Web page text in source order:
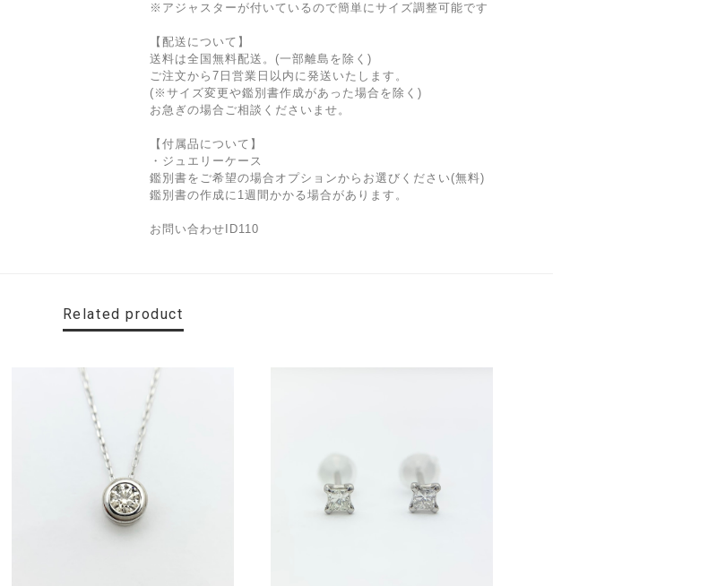
※アジャスターが付いているので簡単にサイズ調整可能です
【配送について】
送料は全国無料配送。(一部離島を除く)
ご注文から7日営業日以内に発送いたします。
(※サイズ変更や鑑別書作成があった場合を除く)
お急ぎの場合ご相談くださいませ。
【付属品について】
・ジュエリーケース
鑑別書をご希望の場合オプションからお選びください(無料)
鑑別書の作成に1週間かかる場合があります。
お問い合わせID110
Related product